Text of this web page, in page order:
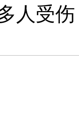
人受